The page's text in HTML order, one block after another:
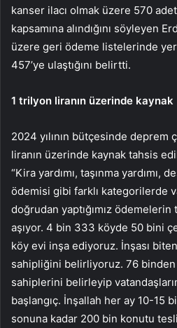
kanser ilacı olmak üzere 570
kapsamına alındığını söyleyen
üzere geri ödeme listelerinde yer
457’ye ulaştığını belirtti.
1 trilyon liranın üzerinde kaynak
2024 yılının bütçesinde deprem
liranın üzerinde kaynak tahsis
“Kira yardımı, taşınma yardımı,
ödemisi gibi farklı kategorilerde
doğrudan yaptığımız ödemelerin
aşıyor. 4 bin 333 köyde 50 bini
köy evi inşa ediyoruz. İnşası
sahipliğini belirliyoruz. 76
sahiplerini belirleyip
başlangıç. İnşallah her ay 10-15
sonuna kadar 200 bin konutu